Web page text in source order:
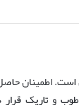
اطمینان
و تاریک قرار